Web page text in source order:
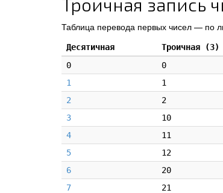
Таблица перевода первых чисел — по
Десятичная Троичная (3)
0
0
1
1
2
2
3
10
4
11
5
12
6
20
7
21